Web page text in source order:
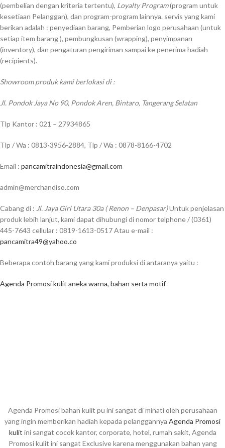
(pembelian dengan kriteria tertentu), Loyalty Program(program untuk
kesetiaan Pelanggan), dan program-program lainnya. servis yang kami
berikan adalah : penyediaan barang, Pemberian logo perusahaan (untuk
setiap item barang ), pembungkusan (wrapping), penyimpanan
(inventory), dan pengaturan pengiriman sampai ke penerima hadiah
(recipients).
Showroom produk kami berlokasi di :
Jl. Pondok Jaya No 90, Pondok Aren, Bintaro, Tangerang Selatan
Tlp Kantor : 021 – 27934865
Tlp / Wa : 0813-3956-2884, Tlp / Wa : 0878-8166-4702
Email : pancamitraindonesia@gmail.com
admin@merchandiso.com
Cabang di : Jl. Jaya Giri Utara 30a ( Renon – Denpasar)Untuk penjelasan
produk lebih lanjut, kami dapat dihubungi di nomor telphone / (0361)
445-7643 cellular : 0819-1613-0517 Atau e-mail :
pancamitra49@yahoo.co
Beberapa contoh barang yang kami produksi di antaranya yaitu :
Agenda Promosi kulit aneka warna, bahan serta motif
Agenda Promosi bahan kulit pu ini sangat di minati oleh perusahaan
yang ingin memberikan hadiah kepada pelanggannya Agenda Promosi
kulit ini sangat cocok kantor, corporate, hotel, rumah sakit, Agenda
Promosi kulit ini sangat Exclusive karena menggunakan bahan yang